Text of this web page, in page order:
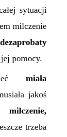
sytuacji
milczenie
pomocy.
–miała
jakoś
trzeba